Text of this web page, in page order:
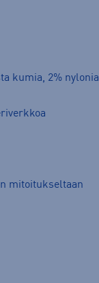
kumia, 2% nylonia
mitoitukseltaan